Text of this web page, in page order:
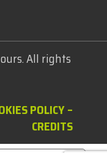
All rights
POLICY–
CREDITS